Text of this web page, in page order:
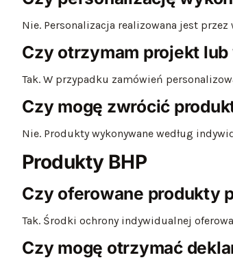
Nie. Personalizacja realizowana jest
Czy otrzymam projekt
Tak. W przypadku zamówień
Czy mogę zwrócić
Nie. Produkty wykonywane według
Produkty BHP
Czy oferowane produkty
Tak. Środki ochrony indywidualnej
Czy mogę otrzymać